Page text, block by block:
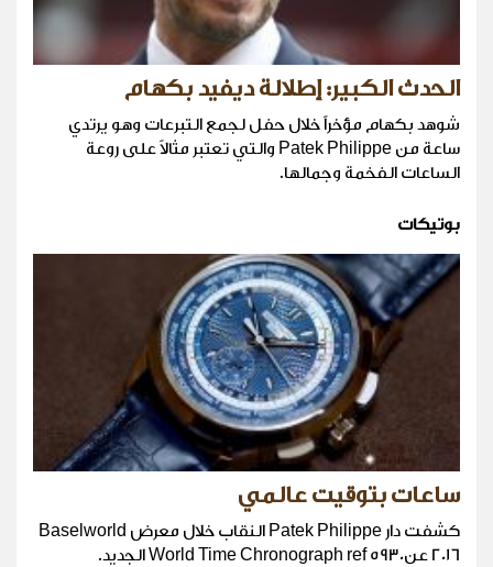
الحدث الكبير: إطلالة ديفيد بكهام
شوهد بكهام مؤخراً خلال حفل لجمع التبرعات وهو يرتدي
ساعة من Patek Philippe والتي تعتبر مثالاً على روعة
الساعات الفخمة وجمالها.
بوتيكات
ساعات بتوقيت عالمي
كشفت دار Patek Philippe النقاب خلال معرض Baselworld
2016 عنWorld Time Chronograph ref 5930 الجديد.